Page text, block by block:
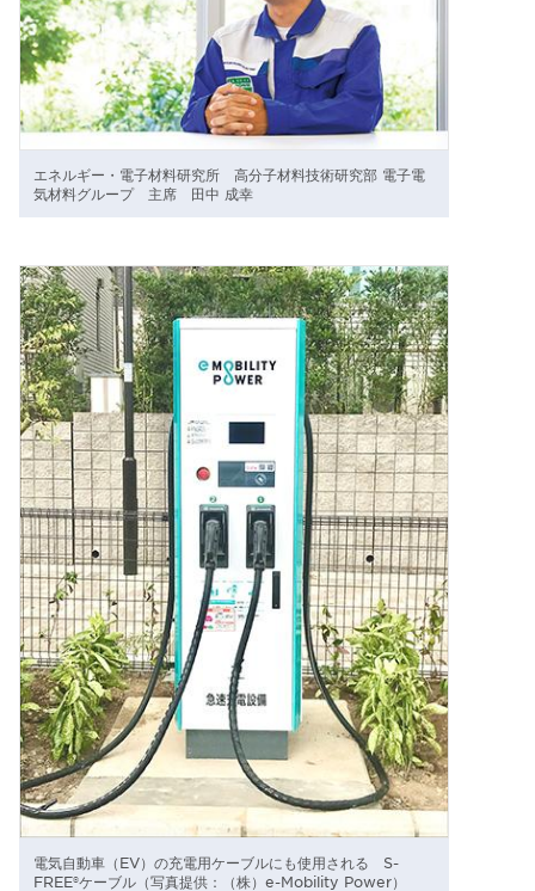
エネルギー・電子材料研究所 高分子材料技術研究部 電子電
気材料グループ 主席 田中 成幸
電気自動車（EV）の充電用ケーブルにも使用される S-
FREE®ケーブル（写真提供：（株）e-Mobility Power）